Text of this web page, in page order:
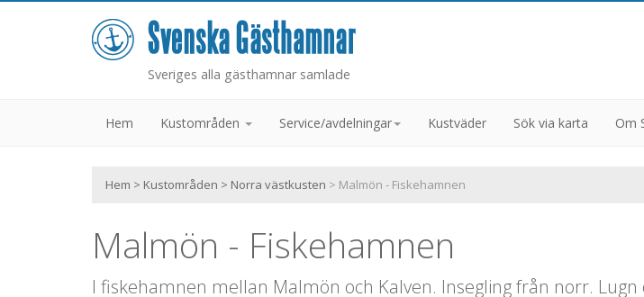
Sveriges alla gästhamnar samlade
Hem Kustområden Service/avdelningar Kustväder Sök via karta Om
Hem > Kustområden > Norra västkusten > Malmön - Fiskehamnen
Malmön - Fiskehamnen
I fiskehamnen mellan Malmön och Kalven. Insegling från norr.